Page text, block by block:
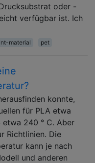
oder -
verfügbar ist. Ich
material pet
konnte,
für PLA etwa
etwa 240 ° C. Aber
Richtlinien. Die
kann je nach
und anderen